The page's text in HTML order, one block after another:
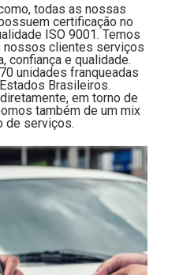
todas as nossas
certificação no
ISO 9001. Temos
clientes serviços
confiança e qualidade.
unidades franqueadas
Brasileiros.
em torno de
também de um mix
de serviços.